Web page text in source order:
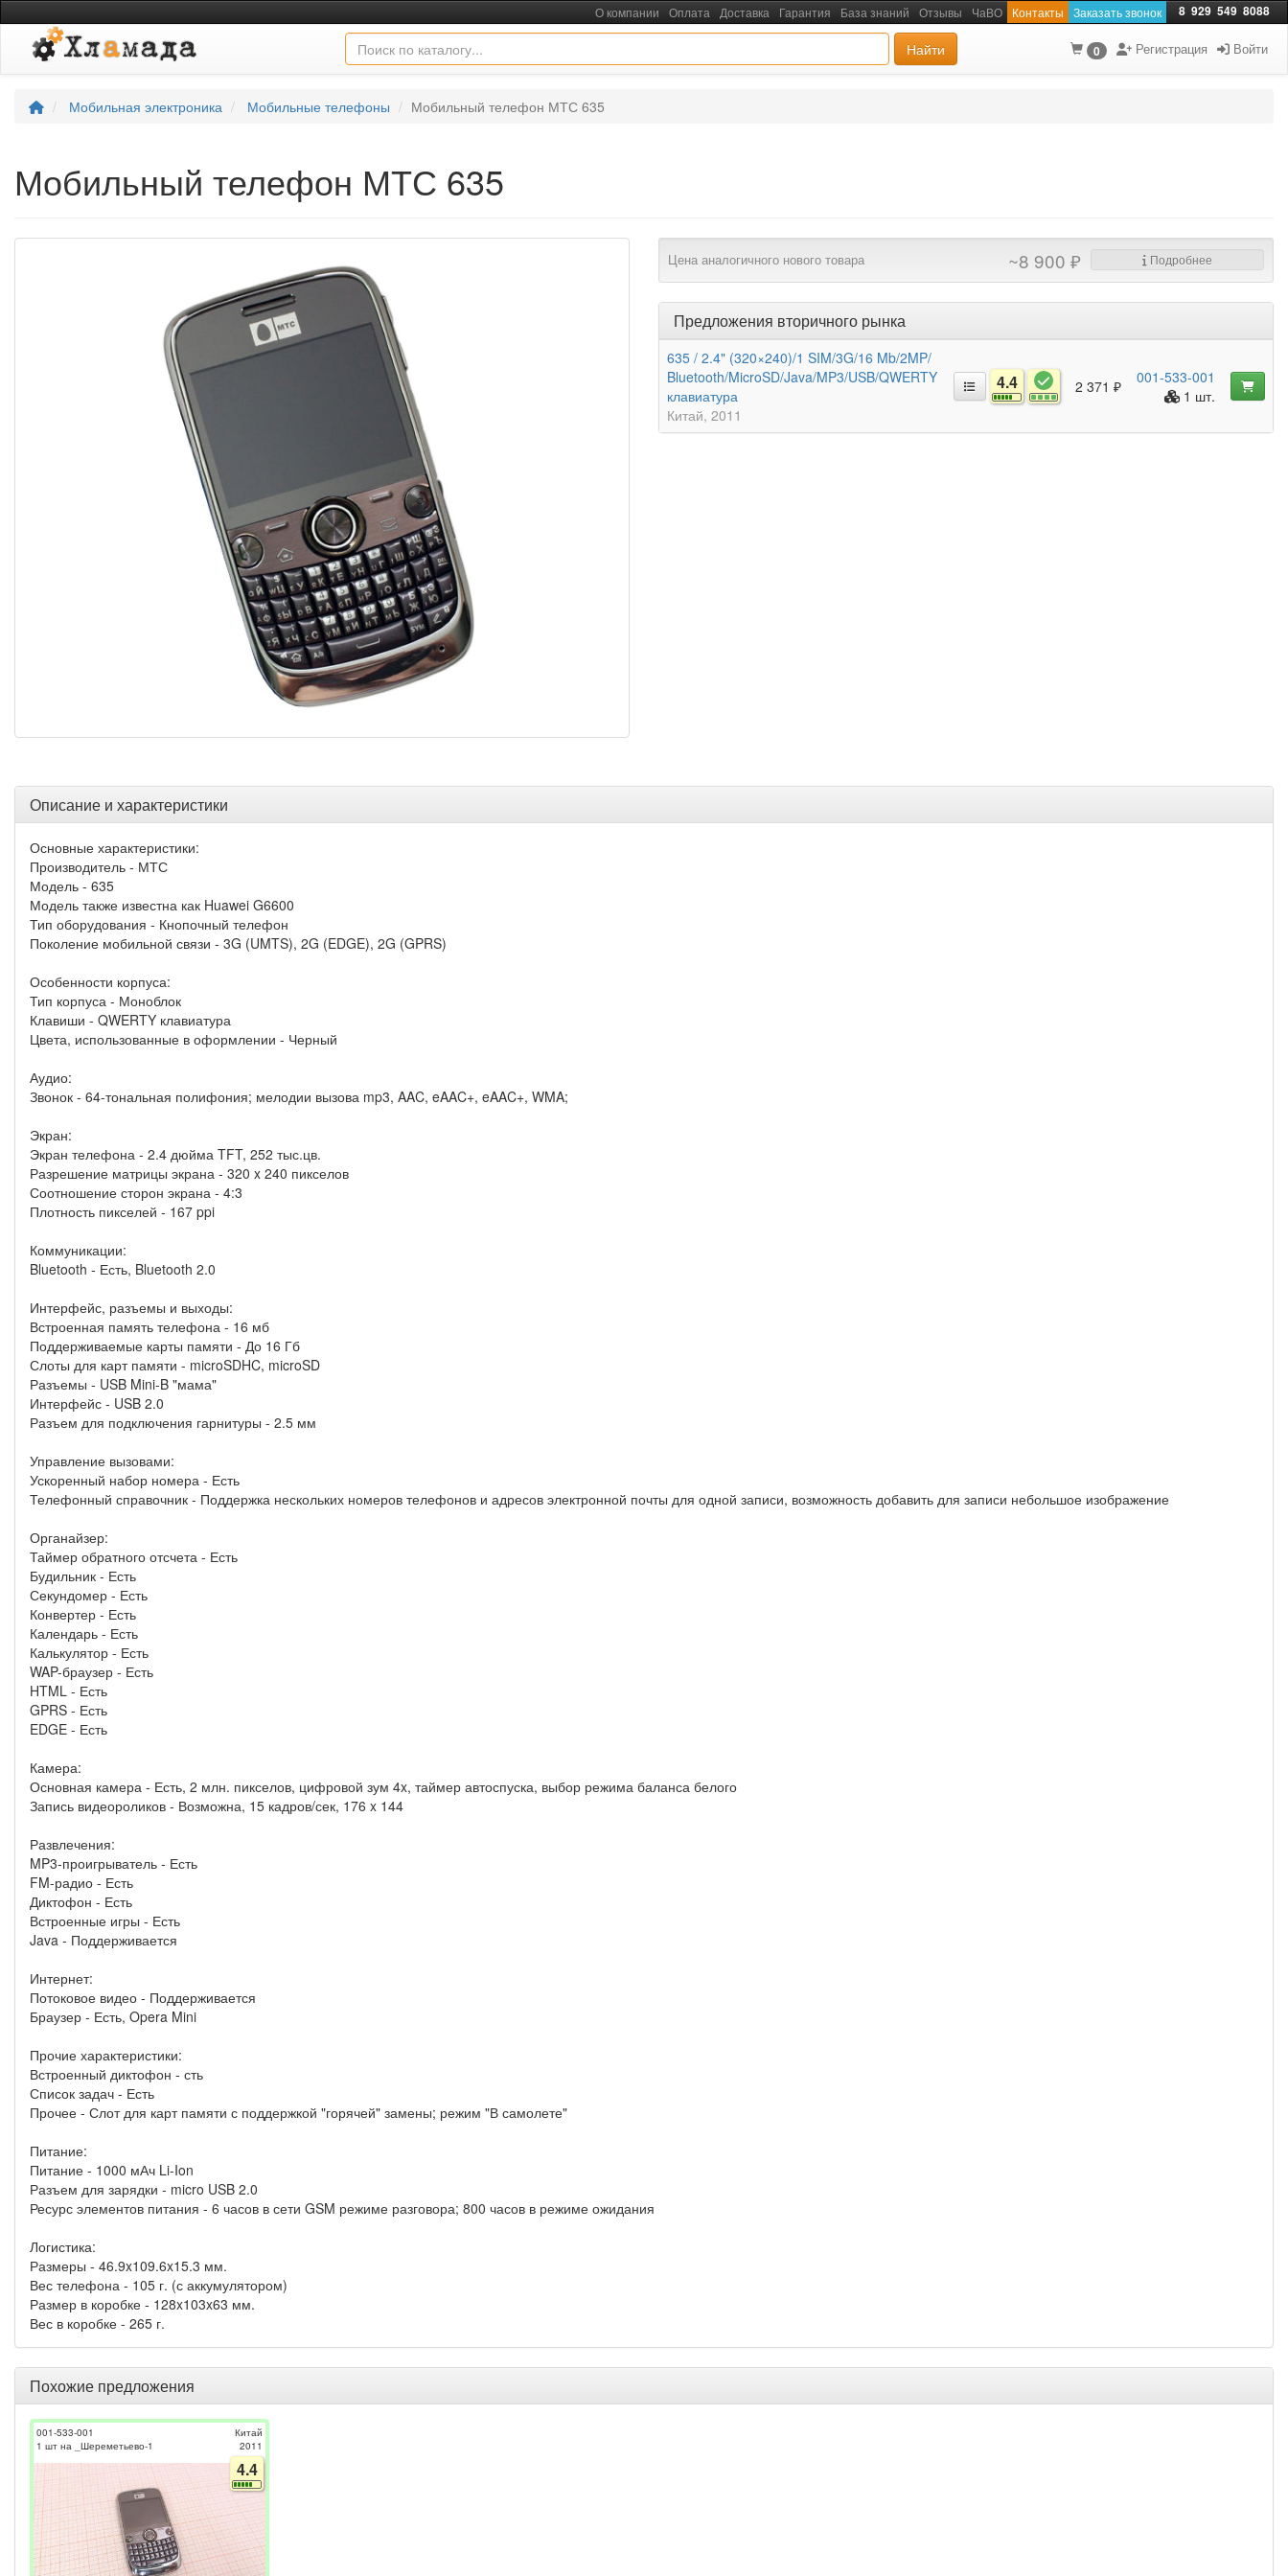
О компании Оплата Доставка Гарантия База знаний Отзывы ЧаВО Контакты Заказать звонок 8 929 549 8088
Найти 0 Регистрация Войти
Мобильная электроника Мобильные телефоны Мобильный телефон МТС 635
Мобильный телефон МТС 635
Цена аналогичного нового товара ~8 900 ₽ Подробнее
Предложения вторичного рынка
635 / 2.4" (320×240)/1 SIM/3G/16 Mb/2MP/
Bluetooth/MicroSD/Java/MP3/USB/QWERTY
клавиатура
Китай 2011
4.4 2 371 ₽
001-533-001
1 шт.
Описание и характеристики
Основные характеристики:
Производитель - МТС
Модель - 635
Модель также известна как Huawei G6600
Тип оборудования - Кнопочный телефон
Поколение мобильной связи - 3G (UMTS), 2G (EDGE), 2G (GPRS)
Особенности корпуса:
Тип корпуса - Моноблок
Клавиши - QWERTY клавиатура
Цвета, использованные в оформлении - Черный
Аудио:
Звонок - 64-тональная полифония; мелодии вызова mp3, AAC, eAAC+, eAAC+, WMA;
Экран:
Экран телефона - 2.4 дюйма TFT, 252 тыс.цв.
Разрешение матрицы экрана - 320 x 240 пикселов
Соотношение сторон экрана - 4:3
Плотность пикселей - 167 ppi
Коммуникации:
Bluetooth - Есть, Bluetooth 2.0
Интерфейс, разъемы и выходы:
Встроенная память телефона - 16 мб
Поддерживаемые карты памяти - До 16 Гб
Слоты для карт памяти - microSDHC, microSD
Разъемы - USB Mini-B "мама"
Интерфейс - USB 2.0
Разъем для подключения гарнитуры - 2.5 мм
Управление вызовами:
Ускоренный набор номера - Есть
Телефонный справочник - Поддержка нескольких номеров телефонов и адресов электронной почты для одной записи, возможность добавить для записи небольшое изображение
Органайзер:
Таймер обратного отсчета - Есть
Будильник - Есть
Секундомер - Есть
Конвертер - Есть
Календарь - Есть
Калькулятор - Есть
WAP-браузер - Есть
HTML - Есть
GPRS - Есть
EDGE - Есть
Камера:
Основная камера - Есть, 2 млн. пикселов, цифровой зум 4x, таймер автоспуска, выбор режима баланса белого
Запись видеороликов - Возможна, 15 кадров/сек, 176 x 144
Развлечения:
MP3-проигрыватель - Есть
FM-радио - Есть
Диктофон - Есть
Встроенные игры - Есть
Java - Поддерживается
Интернет:
Потоковое видео - Поддерживается
Браузер - Есть, Opera Mini
Прочие характеристики:
Встроенный диктофон - сть
Список задач - Есть
Прочее - Слот для карт памяти с поддержкой "горячей" замены; режим "В самолете"
Питание:
Питание - 1000 мАч Li-Ion
Разъем для зарядки - micro USB 2.0
Ресурс элементов питания - 6 часов в сети GSM режиме разговора; 800 часов в режиме ожидания
Логистика:
Размеры - 46.9x109.6x15.3 мм.
Вес телефона - 105 г. (с аккумулятором)
Размер в коробке - 128x103x63 мм.
Вес в коробке - 265 г.
Похожие предложения
001-533-001
1 шт на _Шереметьево-1
Китай
2011
4.4